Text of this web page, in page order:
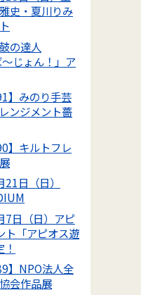
史・夏川りみ
の達人
じょん！」ア
】みのり手芸
ンジメント薔
】キルトフレ
日（日）
日（日）アピ
ト「アピオス遊
】NPO法人全
会作品展